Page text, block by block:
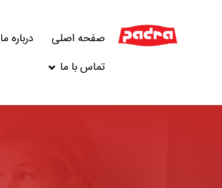
صفحه اصلی درباره ما
تماس با ما